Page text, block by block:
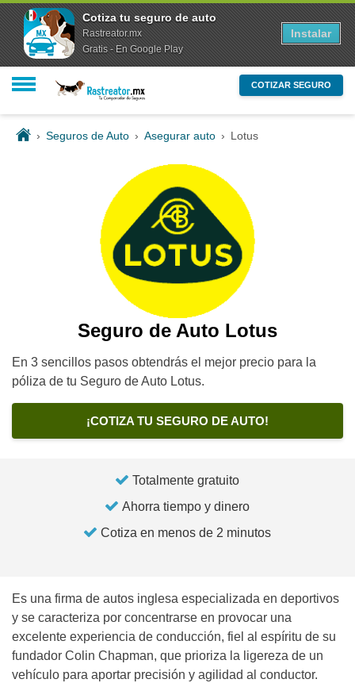
COTIZAR SEGURO
› Seguros de Auto › Asegurar auto › Lotus
Seguro de Auto Lotus
En 3 sencillos pasos obtendrás el mejor precio para la
póliza de tu Seguro de Auto Lotus.
¡COTIZA TU SEGURO DE AUTO!
Totalmente gratuito
Ahorra tiempo y dinero
Cotiza en menos de 2 minutos
Es una firma de autos inglesa especializada en deportivos
y se caracteriza por concentrarse en provocar una
excelente experiencia de conducción, fiel al espíritu de su
fundador Colin Chapman, que prioriza la ligereza de un
vehículo para aportar precisión y agilidad al conductor.
Cotiza tu seguro de auto
Rastreator.mx
Gratis - En Google Play
Instalar